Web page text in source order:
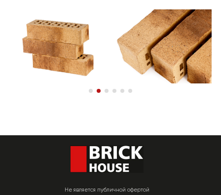
Не является публичной офертой